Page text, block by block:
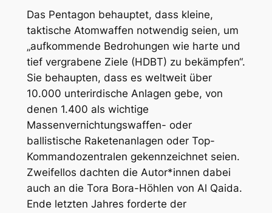
Das Pentagon behauptet, dass kleine,
taktische Atomwaffen notwendig seien, um
„aufkommende Bedrohungen wie harte und
tief vergrabene Ziele (HDBT) zu bekämpfen“.
Sie behaupten, dass es weltweit über
10.000 unterirdische Anlagen gebe, von
denen 1.400 als wichtige
Massenvernichtungswaffen- oder
ballistische Raketenanlagen oder Top-
Kommandozentralen gekennzeichnet seien.
Zweifellos dachten die Autor*innen dabei
auch an die Tora Bora-Höhlen von Al Qaida.
Ende letzten Jahres forderte der